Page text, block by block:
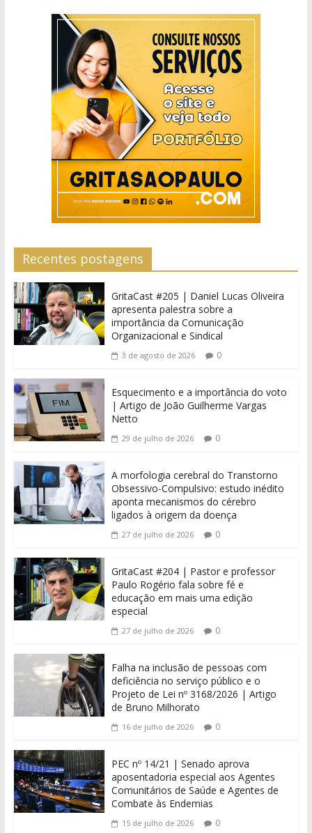
Recentes postagens
GritaCast #205 | Daniel Lucas Oliveira
apresenta palestra sobre a
importância da Comunicação
Organizacional e Sindical
3 de agosto de 2026 0
Esquecimento e a importância do voto
| Artigo de João Guilherme Vargas
Netto
29 de julho de 2026 0
A morfologia cerebral do Transtorno
Obsessivo-Compulsivo: estudo inédito
aponta mecanismos do cérebro
ligados à origem da doença
27 de julho de 2026 0
GritaCast #204 | Pastor e professor
Paulo Rogério fala sobre fé e
educação em mais uma edição
especial
27 de julho de 2026 0
Falha na inclusão de pessoas com
deficiência no serviço público e o
Projeto de Lei nº 3168/2026 | Artigo
de Bruno Milhorato
16 de julho de 2026 0
PEC nº 14/21 | Senado aprova
aposentadoria especial aos Agentes
Comunitários de Saúde e Agentes de
Combate às Endemias
15 de julho de 2026 0